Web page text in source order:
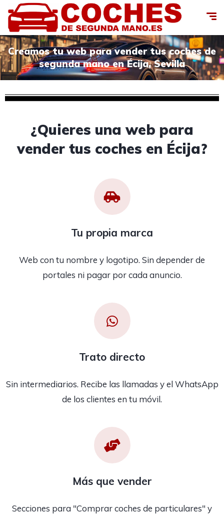
Creamos tu web para vender tus coches de
segunda mano en Écija, Sevilla
¿Quieres una web para
vender tus coches en Écija?
Tu propia marca
Web con tu nombre y logotipo. Sin depender de
portales ni pagar por cada anuncio.
Trato directo
Sin intermediarios. Recibe las llamadas y el WhatsApp
de los clientes en tu móvil.
Más que vender
Secciones para "Comprar coches de particulares" y